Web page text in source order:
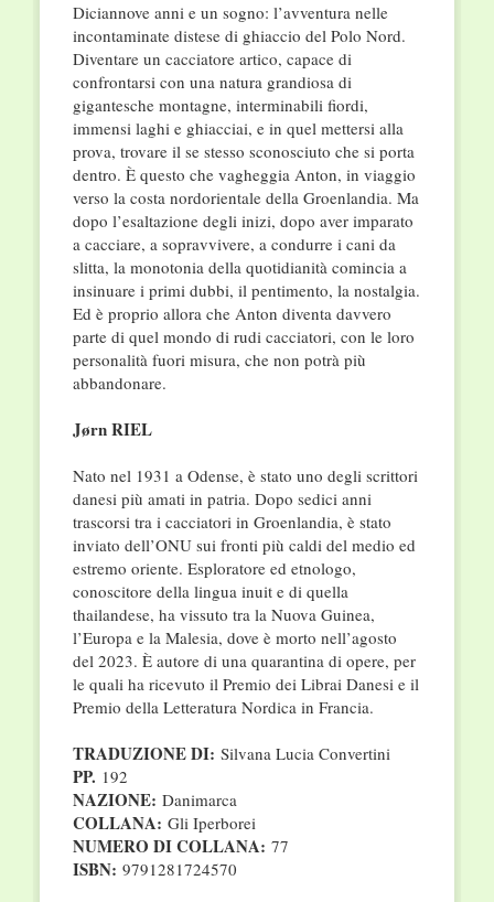
Diciannove anni e un sogno: l’avventura nelle
incontaminate distese di ghiaccio del Polo Nord.
Diventare un cacciatore artico, capace di
confrontarsi con una natura grandiosa di
gigantesche montagne, interminabili fiordi,
immensi laghi e ghiacciai, e in quel mettersi alla
prova, trovare il se stesso sconosciuto che si porta
dentro. È questo che vagheggia Anton, in viaggio
verso la costa nordorientale della Groenlandia. Ma
dopo l’esaltazione degli inizi, dopo aver imparato
a cacciare, a sopravvivere, a condurre i cani da
slitta, la monotonia della quotidianità comincia a
insinuare i primi dubbi, il pentimento, la nostalgia.
Ed è proprio allora che Anton diventa davvero
parte di quel mondo di rudi cacciatori, con le loro
personalità fuori misura, che non potrà più
abbandonare.
Jørn RIEL
Nato nel 1931 a Odense, è stato uno degli scrittori
danesi più amati in patria. Dopo sedici anni
trascorsi tra i cacciatori in Groenlandia, è stato
inviato dell’ONU sui fronti più caldi del medio ed
estremo oriente. Esploratore ed etnologo,
conoscitore della lingua inuit e di quella
thailandese, ha vissuto tra la Nuova Guinea,
l’Europa e la Malesia, dove è morto nell’agosto
del 2023. È autore di una quarantina di opere, per
le quali ha ricevuto il Premio dei Librai Danesi e il
Premio della Letteratura Nordica in Francia.
TRADUZIONE DI: Silvana Lucia Convertini
PP. 192
NAZIONE: Danimarca
COLLANA: Gli Iperborei
NUMERO DI COLLANA: 77
ISBN: 9791281724570